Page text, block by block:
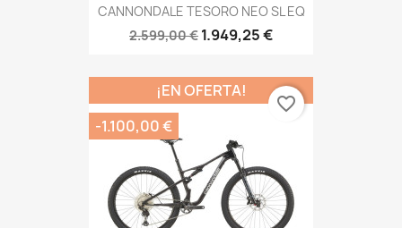
CANNONDALE TESORO NEO SL EQ
2.599,00 € 1.949,25 €
¡EN OFERTA!
-1.100,00 €
favorite_border